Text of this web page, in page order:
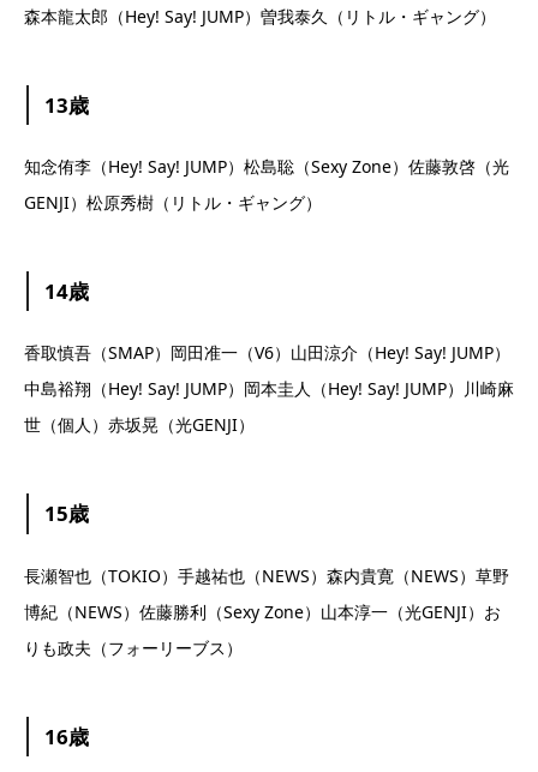
森本龍太郎（Hey! Say! JUMP）曽我泰久（リトル・ギャング）
13歳
知念侑李（Hey! Say! JUMP）松島聡（Sexy Zone）佐藤敦啓（光
GENJI）松原秀樹（リトル・ギャング）
14歳
香取慎吾（SMAP）岡田准一（V6）山田涼介（Hey! Say! JUMP）
中島裕翔（Hey! Say! JUMP）岡本圭人（Hey! Say! JUMP）川崎麻
世（個人）赤坂晃（光GENJI）
15歳
長瀬智也（TOKIO）手越祐也（NEWS）森内貴寛（NEWS）草野
博紀（NEWS）佐藤勝利（Sexy Zone）山本淳一（光GENJI）お
りも政夫（フォーリーブス）
16歳